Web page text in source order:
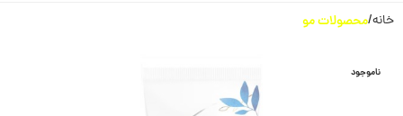
خانه محصولات مو
ناموجود